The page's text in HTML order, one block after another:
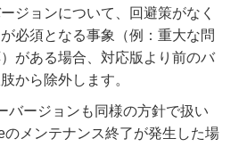
ジョンについて、回避策がなく
必須となる事象（例：重大な問
がある場合、対応版より前のバ
から除外します。
バージョンも同様の方針で扱い
のメンテナンス終了が発生した場